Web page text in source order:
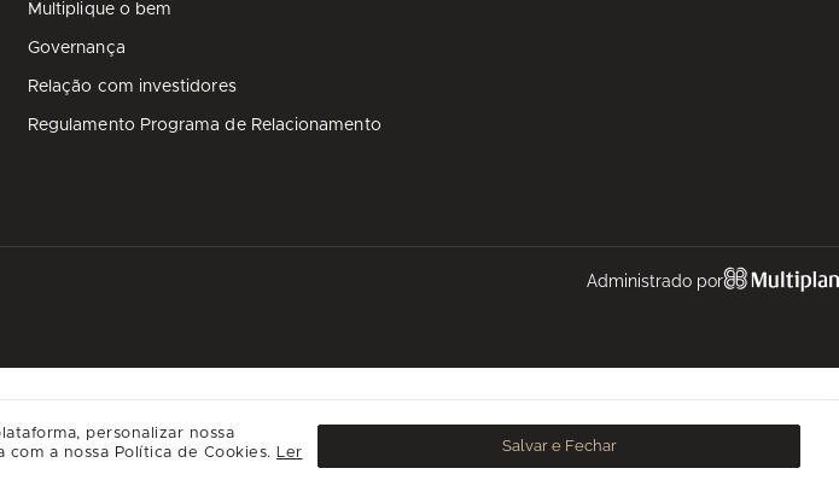
Multiplique o bem
Governança
Relação com investidores
Regulamento Programa de Relacionamento
Administrado por
personalizar nossa
a nossa Política de Cookies. Ler
Salvar e Fechar